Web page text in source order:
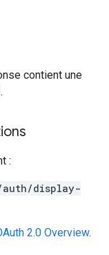
contient une
.
:
auth/display-
2.0 Overview.